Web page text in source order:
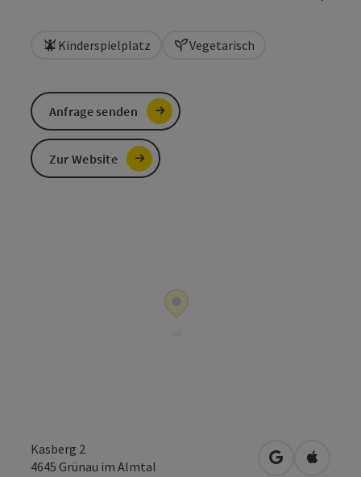
Kinderspielplatz Vegetarisch
Kasberg 2
4645 Grünau im Almtal in Google
in
Anfrage senden
Zur Website